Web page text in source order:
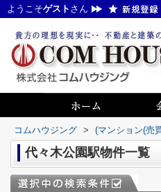
ようこそゲスト さん
コムハウジング > (マンション(売
代々木公園駅物件一覧